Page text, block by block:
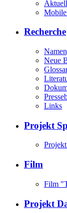
Aktuell
Recherche
Neue
Links
Projekt
Film
Film
Projekt